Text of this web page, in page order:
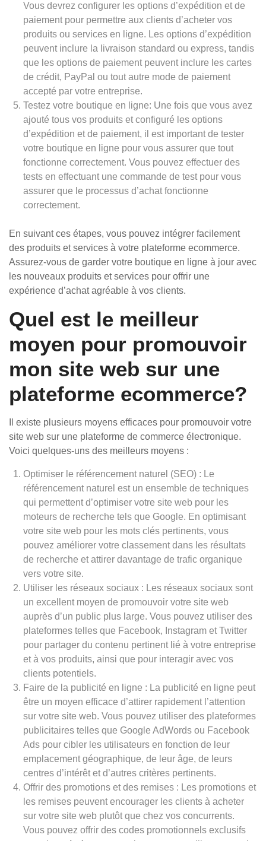
Vous devrez configurer les options d’expédition et de
paiement pour permettre aux clients d’acheter vos
produits ou services en ligne. Les options d’expédition
peuvent inclure la livraison standard ou express, tandis
que les options de paiement peuvent inclure les cartes
de crédit, PayPal ou tout autre mode de paiement
accepté par votre entreprise.
Testez votre boutique en ligne: Une fois que vous avez
ajouté tous vos produits et configuré les options
d’expédition et de paiement, il est important de tester
votre boutique en ligne pour vous assurer que tout
fonctionne correctement. Vous pouvez effectuer des
tests en effectuant une commande de test pour vous
assurer que le processus d’achat fonctionne
correctement.
En suivant ces étapes, vous pouvez intégrer facilement
des produits et services à votre plateforme ecommerce.
Assurez-vous de garder votre boutique en ligne à jour avec
les nouveaux produits et services pour offrir une
expérience d’achat agréable à vos clients.
Quel est le meilleur
moyen pour promouvoir
mon site web sur une
plateforme ecommerce?
Il existe plusieurs moyens efficaces pour promouvoir votre
site web sur une plateforme de commerce électronique.
Voici quelques-uns des meilleurs moyens :
Optimiser le référencement naturel (SEO) : Le
référencement naturel est un ensemble de techniques
qui permettent d’optimiser votre site web pour les
moteurs de recherche tels que Google. En optimisant
votre site web pour les mots clés pertinents, vous
pouvez améliorer votre classement dans les résultats
de recherche et attirer davantage de trafic organique
vers votre site.
Utiliser les réseaux sociaux : Les réseaux sociaux sont
un excellent moyen de promouvoir votre site web
auprès d’un public plus large. Vous pouvez utiliser des
plateformes telles que Facebook, Instagram et Twitter
pour partager du contenu pertinent lié à votre entreprise
et à vos produits, ainsi que pour interagir avec vos
clients potentiels.
Faire de la publicité en ligne : La publicité en ligne peut
être un moyen efficace d’attirer rapidement l’attention
sur votre site web. Vous pouvez utiliser des plateformes
publicitaires telles que Google AdWords ou Facebook
Ads pour cibler les utilisateurs en fonction de leur
emplacement géographique, de leur âge, de leurs
centres d’intérêt et d’autres critères pertinents.
Offrir des promotions et des remises : Les promotions et
les remises peuvent encourager les clients à acheter
sur votre site web plutôt que chez vos concurrents.
Vous pouvez offrir des codes promotionnels exclusifs